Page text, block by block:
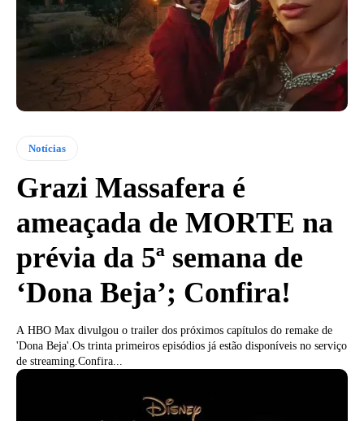
Notícias
Grazi Massafera é
ameaçada de MORTE na
prévia da 5ª semana de
‘Dona Beja’; Confira!
A HBO Max divulgou o trailer dos próximos capítulos do remake de
'Dona Beja'.Os trinta primeiros episódios já estão disponíveis no serviço
de streaming.Confira...